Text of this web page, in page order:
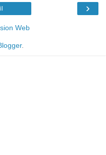
›
Web
.